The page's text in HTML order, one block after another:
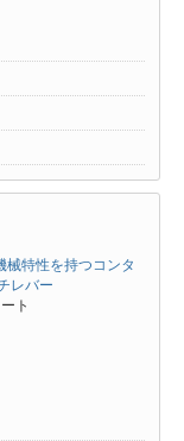
特性を持つコンタ
レバー
ト